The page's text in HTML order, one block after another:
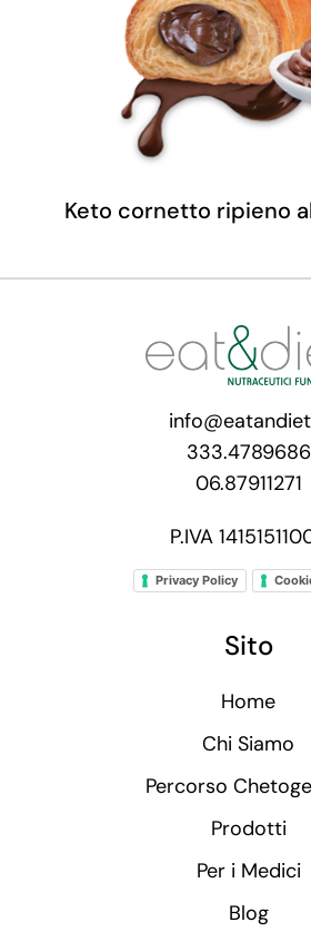
Keto cornetto ripieno
333.4789686
06.87911271
P.IVA
Privacy Policy
Sito
Home
Chi Siamo
Percorso
Prodotti
Per i Medici
Blog